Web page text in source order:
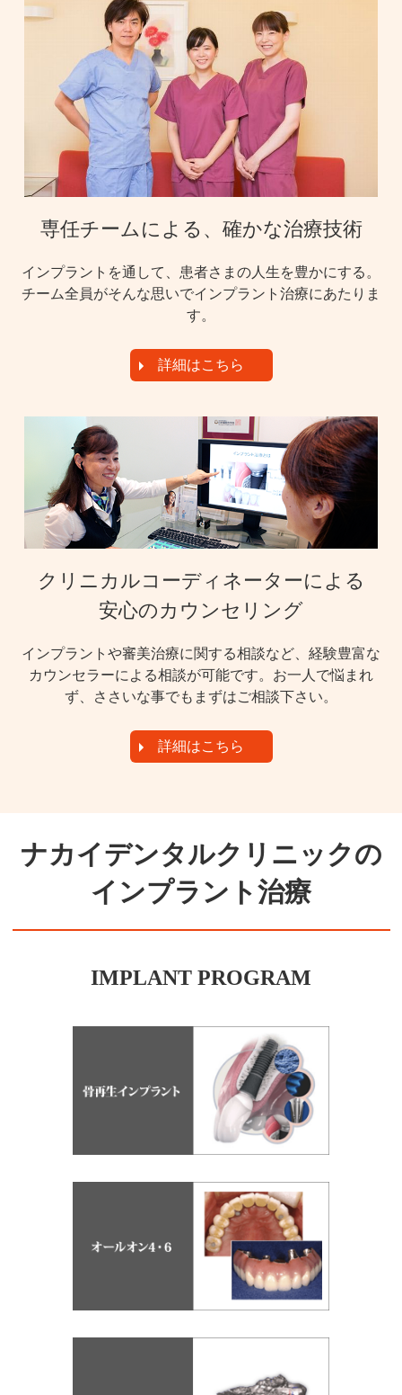
専任チームによる、確かな治療技術
インプラントを通して、患者さまの人生を豊かにする。
チーム全員がそんな思いでインプラント治療にあたりま
す。
詳細はこちら
クリニカルコーディネーターによる
安心のカウンセリング
インプラントや審美治療に関する相談など、経験豊富な
カウンセラーによる相談が可能です。お一人で悩まれ
ず、ささいな事でもまずはご相談下さい。
詳細はこちら
ナカイデンタルクリニックの
インプラント治療
IMPLANT PROGRAM